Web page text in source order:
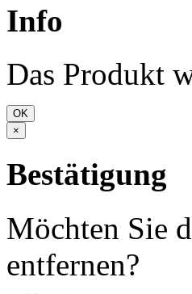
Info
Das Produkt
OK
×
Bestätigung
Möchten Sie
entfernen?